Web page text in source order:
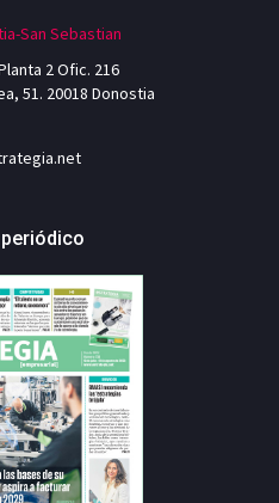
San Sebastian
2 Ofic. 216
51. 20018 Donostia